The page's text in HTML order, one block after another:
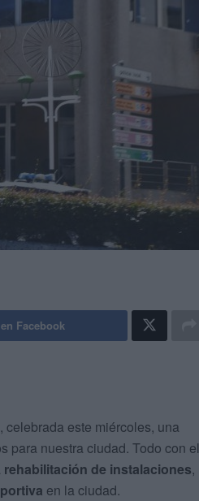
Facebook
este miércoles, una
para nuestra ciudad. Todo con el
rehabilitación de instalaciones,
en la ciudad.